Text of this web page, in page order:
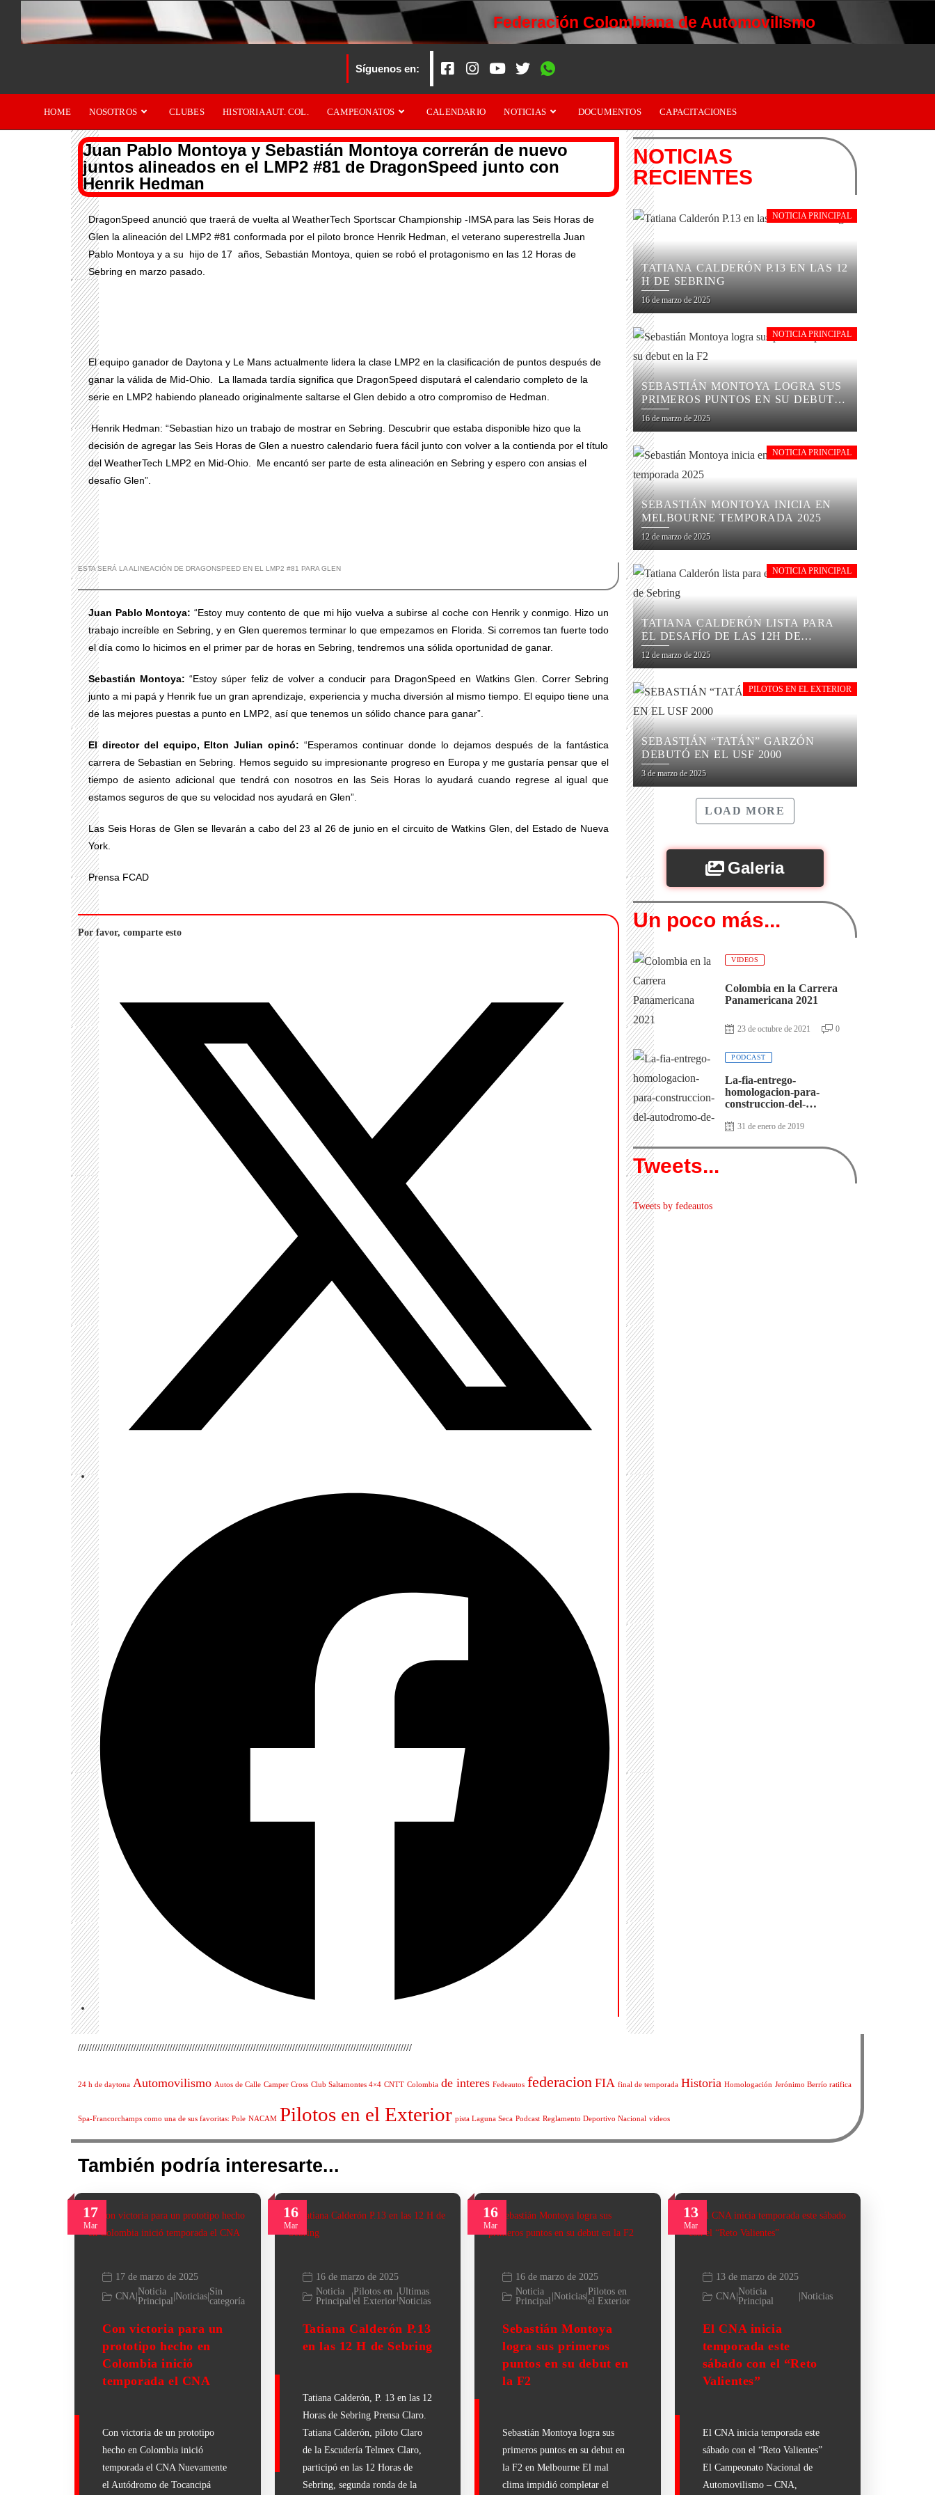
Federación Colombiana de Automovilismo
Síguenos en:
HOME NOSOTROS CLUBES HISTORIA AUT. COL. CAMPEONATOS CALENDARIO NOTICIAS DOCUMENTOS CAPACITACIONES
Juan Pablo Montoya y Sebastián Montoya correrán de nuevo
juntos alineados en el LMP2 #81 de DragonSpeed junto con
Henrik Hedman
DragonSpeed anunció que traerá de vuelta al WeatherTech Sportscar Championship -IMSA para las Seis Horas de
Glen la alineación del LMP2 #81 conformada por el piloto bronce Henrik Hedman, el veterano superestrella Juan
Pablo Montoya y a su hijo de 17 años, Sebastián Montoya, quien se robó el protagonismo en las 12 Horas de
Sebring en marzo pasado.
El equipo ganador de Daytona y Le Mans actualmente lidera la clase LMP2 en la clasificación de puntos después de
ganar la válida de Mid-Ohio. La llamada tardía significa que DragonSpeed disputará el calendario completo de la
serie en LMP2 habiendo planeado originalmente saltarse el Glen debido a otro compromiso de Hedman.
Henrik Hedman: “Sebastian hizo un trabajo de mostrar en Sebring. Descubrir que estaba disponible hizo que la
decisión de agregar las Seis Horas de Glen a nuestro calendario fuera fácil junto con volver a la contienda por el título
del WeatherTech LMP2 en Mid-Ohio. Me encantó ser parte de esta alineación en Sebring y espero con ansias el
desafío Glen”.
ESTA SERÁ LA ALINEACIÓN DE DRAGONSPEED EN EL LMP2 #81 PARA GLEN
Juan Pablo Montoya: “Estoy muy contento de que mi hijo vuelva a subirse al coche con Henrik y conmigo. Hizo un
trabajo increíble en Sebring, y en Glen queremos terminar lo que empezamos en Florida. Si corremos tan fuerte todo
el día como lo hicimos en el primer par de horas en Sebring, tendremos una sólida oportunidad de ganar.
Sebastián Montoya: “Estoy súper feliz de volver a conducir para DragonSpeed en Watkins Glen. Correr Sebring
junto a mi papá y Henrik fue un gran aprendizaje, experiencia y mucha diversión al mismo tiempo. El equipo tiene una
de las mejores puestas a punto en LMP2, así que tenemos un sólido chance para ganar”.
El director del equipo, Elton Julian opinó: “Esperamos continuar donde lo dejamos después de la fantástica
carrera de Sebastian en Sebring. Hemos seguido su impresionante progreso en Europa y me gustaría pensar que el
tiempo de asiento adicional que tendrá con nosotros en las Seis Horas lo ayudará cuando regrese al igual que
estamos seguros de que su velocidad nos ayudará en Glen”.
Las Seis Horas de Glen se llevarán a cabo del 23 al 26 de junio en el circuito de Watkins Glen, del Estado de Nueva
York.
Prensa FCAD
Por favor, comparte esto
NOTICIAS
RECIENTES
NOTICIA PRINCIPAL
TATIANA CALDERÓN P.13 EN LAS 12
H DE SEBRING
16 de marzo de 2025
NOTICIA PRINCIPAL
SEBASTIÁN MONTOYA LOGRA SUS
PRIMEROS PUNTOS EN SU DEBUT
EN LA F2
16 de marzo de 2025
NOTICIA PRINCIPAL
SEBASTIÁN MONTOYA INICIA EN
MELBOURNE TEMPORADA 2025
12 de marzo de 2025
NOTICIA PRINCIPAL
TATIANA CALDERÓN LISTA PARA
EL DESAFÍO DE LAS 12H DE
SEBRING
12 de marzo de 2025
PILOTOS EN EL EXTERIOR
SEBASTIÁN “TATÁN” GARZÓN
DEBUTÓ EN EL USF 2000
3 de marzo de 2025
LOAD MORE
Galeria
Un poco más...
VIDEOS
Colombia en la Carrera
Panamericana 2021
23 de octubre de 2021 0
PODCAST
La-fia-entrego-
homologacion-para-
construccion-del-
31 de enero de 2019
Tweets...
Tweets by fedeautos
////////////////////////////////////////////////////////////////////////////////////////////////////////////////////////
24 h de daytona Automovilismo Autos de Calle Camper Cross Club Saltamontes 4×4 CNTT Colombia de interes Fedeautos federacion FIA final de temporada Historia Homologación Jerónimo Berrío ratifica
Spa-Francorchamps como una de sus favoritas: Pole NACAM Pilotos en el Exterior pista Laguna Seca Podcast Reglamento Deportivo Nacional videos
También podría interesarte...
17
Mar
17 de marzo de 2025
CNA Noticia
Principal Noticias Sin
categoría
Con victoria para un
prototipo hecho en
Colombia inició
temporada el CNA
Con victoria de un prototipo
hecho en Colombia inició
temporada el CNA Nuevamente
el Autódromo de Tocancipá
16
Mar
16 de marzo de 2025
Noticia
Principal
Pilotos en
el Exterior |Ultimas
Noticias
Tatiana Calderón P.13
en las 12 H de Sebring
Tatiana Calderón, P. 13 en las 12
Horas de Sebring Prensa Claro.
Tatiana Calderón, piloto Claro
de la Escudería Telmex Claro,
participó en las 12 Horas de
Sebring, segunda ronda de la
16
Mar
16 de marzo de 2025
Noticia
Principal Noticias| Pilotos en
el Exterior
Sebastián Montoya
logra sus primeros
puntos en su debut en
la F2
Sebastián Montoya logra sus
primeros puntos en su debut en
la F2 en Melbourne El mal
clima impidió completar el
13
Mar
13 de marzo de 2025
CNA| Noticia
Principal
Noticias
El CNA inicia
temporada este
sábado con el “Reto
Valientes”
El CNA inicia temporada este
sábado con el “Reto Valientes”
El Campeonato Nacional de
Automovilismo – CNA,